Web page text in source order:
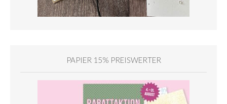
PAPIER 15% PREISWERTER